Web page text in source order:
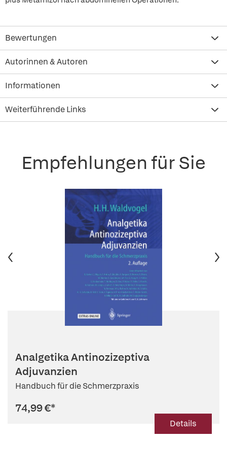
Bewertungen
Autorinnen & Autoren
Informationen
Weiterführende Links
Empfehlungen für Sie
Analgetika Antinozizeptiva
Adjuvanzien
Handbuch für die Schmerzpraxis
74,99 €*
Details